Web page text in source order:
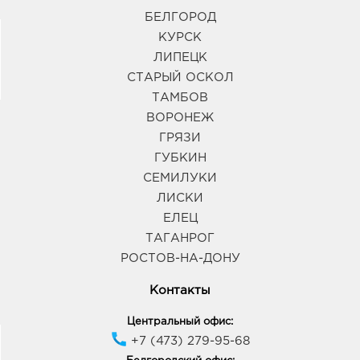
График работы:9:00 - 20:00
БЕЛГОРОД
КУРСК
ЛИПЕЦК
СТАРЫЙ ОСКОЛ
ТАМБОВ
ВОРОНЕЖ
ГРЯЗИ
ГУБКИН
СЕМИЛУКИ
ЛИСКИ
ЕЛЕЦ
ТАГАНРОГ
РОСТОВ-НА-ДОНУ
Контакты
Центральный офис:
+7 (473) 279-95-68